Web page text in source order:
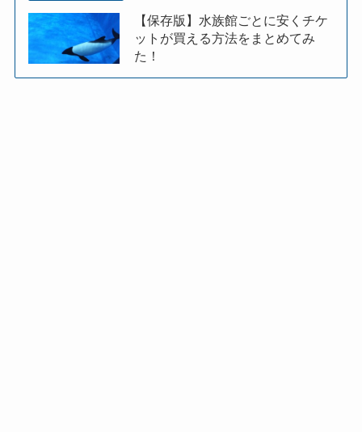
【保存版】水族館ごとに安くチケ
ットが買える方法をまとめてみ
た！